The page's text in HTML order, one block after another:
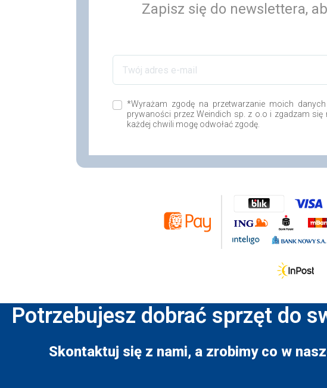
Zapisz się do newslettera,
*Wyrażam zgodę na przetwarzanie moich
prywaności przez Weindich sp. z o.o i zgadzam
każdej chwili mogę odwołać zgodę.
Potrzebujesz dobrać sprzęt do
Skontaktuj się z nami, a zrobimy co w